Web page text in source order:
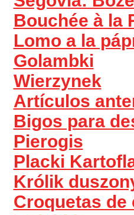
Bouchée à la
Lomo a la
Golambki
Wierzynek
Artículos
Bigos para
Pierogis
Placki
Królik
Croquetas de